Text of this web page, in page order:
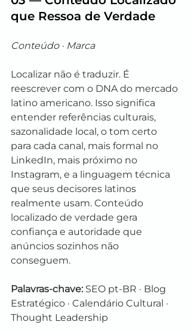
que Ressoa de Verdade
Conteúdo · Marca
Localizar não é traduzir. É
reescrever com o DNA do mercado
latino americano. Isso significa
entender referências culturais,
sazonalidade local, o tom certo
para cada canal, mais formal no
LinkedIn, mais próximo no
Instagram, e a linguagem técnica
que seus decisores latinos
realmente usam. Conteúdo
localizado de verdade gera
confiança e autoridade que
anúncios sozinhos não
conseguem.
Palavras-chave: SEO pt-BR · Blog
Estratégico · Calendário Cultural ·
Thought Leadership